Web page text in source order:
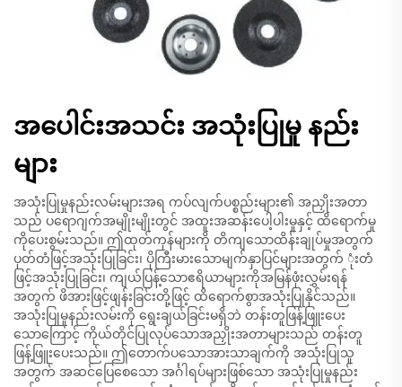
အပေါင်းအသင်း အသုံးပြုမှု နည်း
များ
အသုံးပြုမှုနည်းလမ်းများအရ ကပ်လျက်ပစ္စည်းများ၏ အညှိုးအတာ
သည် ပရောဂျက်အမျိုးမျိုးတွင် အထူးအဆန်းပေါ့ပါးမှုနှင့် ထိရောက်မှု
ကိုပေးစွမ်းသည်။ ဤထုတ်ကုန်များကို တိကျသောထိန်းချုပ်မှုအတွက်
ပုတ်တံဖြင့်အသုံးပြုခြင်း၊ ပိုကြီးမားသောမျက်နှာပြင်များအတွက် ုံးတံ
ဖြင့်အသုံးပြုခြင်း၊ ကျယ်ပြန့်သောဧရိယာများကိုအမြန်ဖုံးလွှမ်းရန်
အတွက် ဖိအားဖြင့်ဖျန်းခြင်းတို့ဖြင့် ထိရောက်စွာအသုံးပြုနိုင်သည်။
အသုံးပြုမှုနည်းလမ်းကို ရွေးချယ်ခြင်းမရှိဘဲ တန်းတူဖြန့်ဖြူးပေး
သောကြောင့် ကိုယ်တိုင်ပြုလုပ်သောအညှိုးအတာများသည် တန်းတူ
ဖြန့်ဖြူးပေးသည်။ ဤတောက်ပသောအားသာချက်ကို အသုံးပြုသူ
အတွက် အဆင်ပြေစေသော အင်္ဂါရပ်များဖြစ်သော အသုံးပြုမှုနည်း